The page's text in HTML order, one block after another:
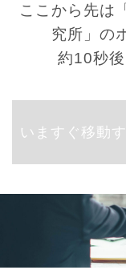
ここから先は
究所」の
約10秒
いますぐ移動